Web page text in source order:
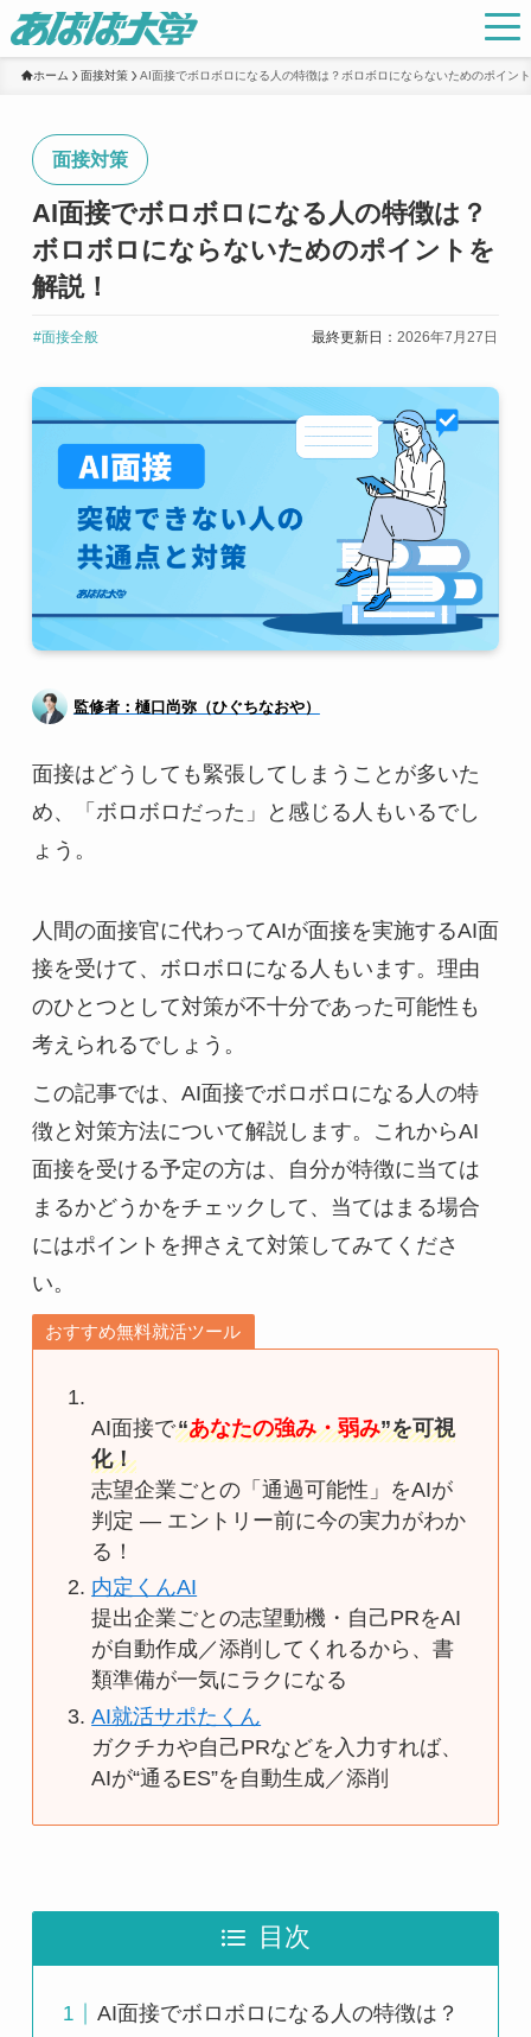
ホーム 面接対策 AI面接でボロボロになる人の特徴は？ボロボロにならないためのポイン
面接対策
AI面接でボロボロになる人の特徴は？
ボロボロにならないためのポイントを
解説！
#面接全般 最終更新日：2026年7月27日
監修者：樋口尚弥（ひぐちなおや）
面接はどうしても緊張してしまうことが多いた
め、「ボロボロだった」と感じる人もいるでし
ょう。
人間の面接官に代わってAIが面接を実施するAI面
接を受けて、ボロボロになる人もいます。理由
のひとつとして対策が不十分であった可能性も
考えられるでしょう。
この記事では、AI面接でボロボロになる人の特
徴と対策方法について解説します。これからAI
面接を受ける予定の方は、自分が特徴に当ては
まるかどうかをチェックして、当てはまる場合
にはポイントを押さえて対策してみてくださ
い。
おすすめ無料就活ツール
AI面接で“あなたの強み・弱み”を可視
化！
志望企業ごとの「通過可能性」をAIが
判定 — エントリー前に今の実力がわか
る！
内定くんAI
提出企業ごとの志望動機・自己PRをAI
が自動作成／添削してくれるから、書
類準備が一気にラクになる
AI就活サポたくん
ガクチカや自己PRなどを入力すれば、
AIが“通るES”を自動生成／添削
目次
AI面接でボロボロになる人の特徴は？